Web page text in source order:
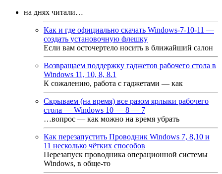
на днях читали…
Как и где официально скачать Windows-7-10-11 —
создать установочную флешку
Если вам осточертело носить в ближайший салон
Возвращаем поддержку гаджетов рабочего стола в
Windows 11, 10, 8, 8.1
К сожалению, работа с гаджетами — как
Скрываем (на время) все разом ярлыки рабочего
стола — Windows 10 — 8 — 7
…вопрос — как можно на время убрать
Как перезапустить Проводник Windows 7, 8,10 и
11 несколько чётких способов
Перезапуск проводника операционной системы
Windows, в обще-то